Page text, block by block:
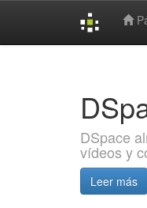
DSpace
vídeos y
Leer más